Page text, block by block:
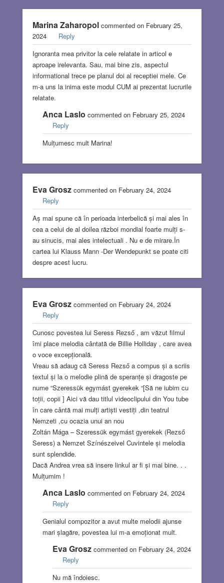
Marina Zaharopol commented on February 25,
2024
Reply
Ignoranta mea privitor la cele relatate in articol e
aproape irelevanta. Sau, mai bine zis, aspectul
informational trece pe planul doi al receptiei mele. Ce
m-a uns la inima este modul CUM ai prezentat lucrurile
relatate.
Anca Laslo commented on February 25, 2024
Reply
Mulțumesc mult Marina!
Eva Groszcommented on February 24, 2024
Reply
Aș mai spune că în perioada interbelică și mai ales în
cea a celui de al doilea război mondial foarte mulți s-
au sinucis, mai ales intelectuali . Nu e de mirare.În
cartea lui Klauss Mann -Der Wendepunkt se poate citi
despre acest lucru.
Eva Groszcommented on February 24, 2024
Reply
Cunosc povestea lui Seress Rezső , am văzut filmul
îmi place melodia cântată de Billie Holliday , care avea
o voce excepțională.
Vreau să adaug că Seress Rezső a compus și a scriis
textul și la o melodie plină de speranțe și dragoste pe
nume “Szeressük egymást gyerekek “[Să ne iubim cu
toții, copii ] Aici vă dau titlul videoclipului din You tube
în care cântă mai mulți artiști vestiți ,din teatrul
Nemzeti ,cu ocazia unui an nou
Zoltán Mága – Szeressük egymást gyerekek (Rezső
Seress) a Nemzet Színészeivel Cuvintele și melodia
sunt splendide.
Dacă Andrea vrea să insere linkul ar fi și mai bine. . .
Mulțumim !
Anca Laslo commented on February 24, 2024
Reply
Genialul compozitor a avut multe melodii ajunse
mari șlagăre, povestea lui m-a emoționat mult.
Eva Groszcommented on February 24, 2024
Reply
Nu mă îndoiesc.